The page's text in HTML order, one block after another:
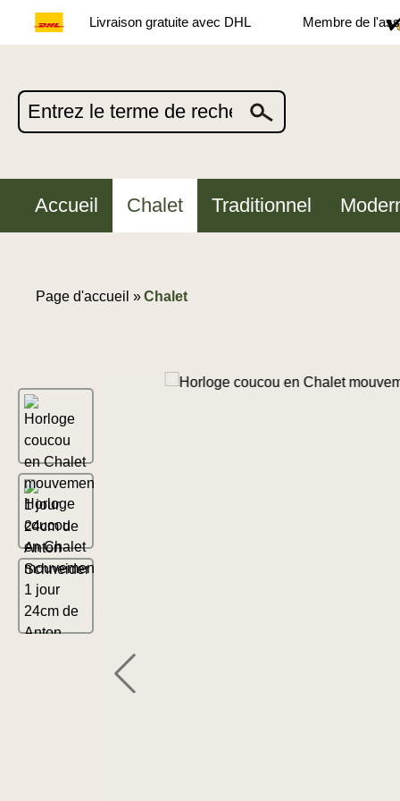
Livraison gratuite avec DHL Membre de
Accueil Chalet Traditionnel
Page d'accueil »Chalet